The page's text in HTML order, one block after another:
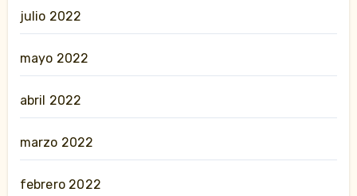
julio 2022
mayo 2022
abril 2022
marzo 2022
febrero 2022